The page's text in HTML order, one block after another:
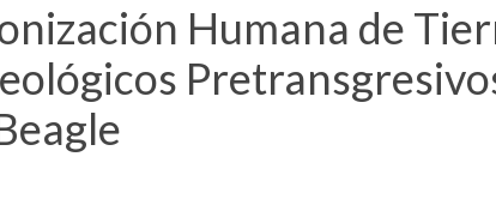
Humana de